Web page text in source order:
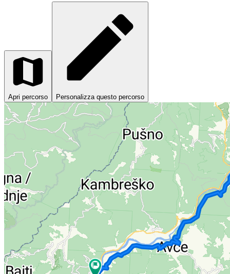
Apri percorso Personalizza questo percorso